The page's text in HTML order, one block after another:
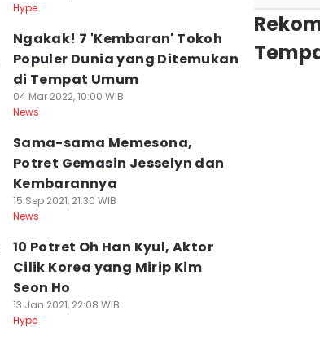
Hype
Ngakak! 7 'Kembaran' Tokoh
Populer Dunia yang Ditemukan
di Tempat Umum
04 Mar 2022, 10:00 WIB
News
Sama-sama Memesona,
Potret Gemasin Jesselyn dan
Kembarannya
15 Sep 2021, 21:30 WIB
News
10 Potret Oh Han Kyul, Aktor
Cilik Korea yang Mirip Kim
Seon Ho
13 Jan 2021, 22:08 WIB
Hype